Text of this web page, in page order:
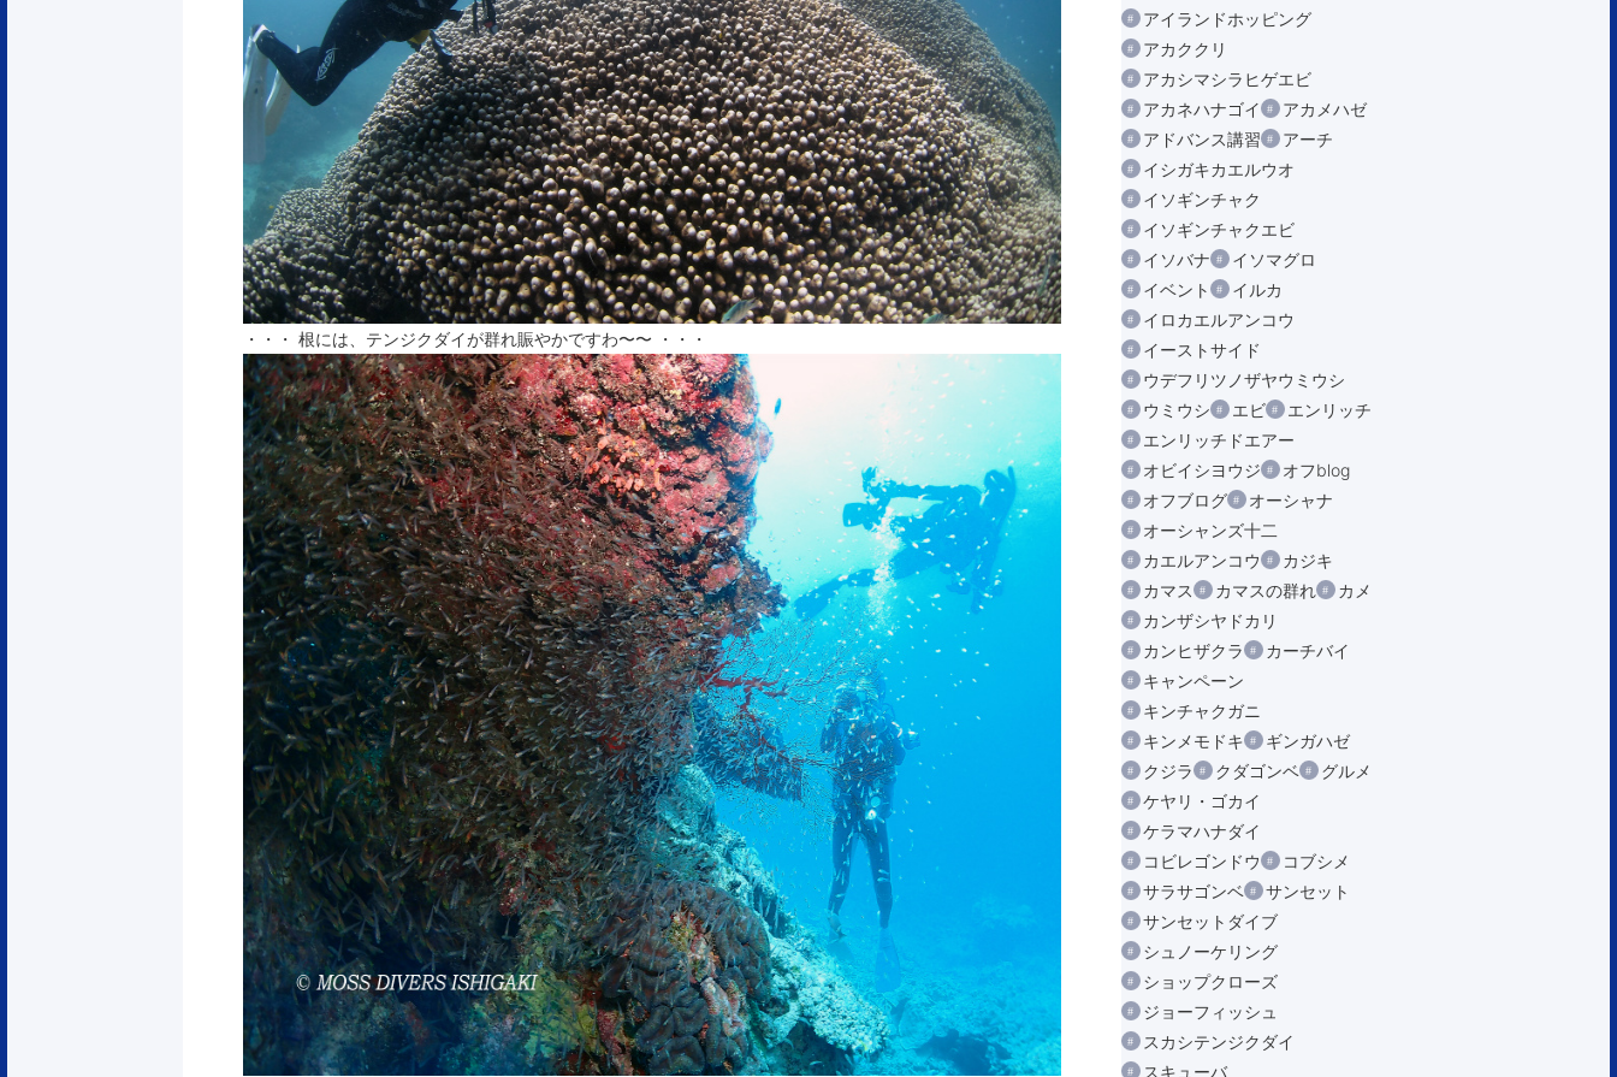
・・・ 根には、テンジクダイが群れ賑やかですわ〜〜 ・・・
アイランドホッピング
アカククリ
アカシマシラヒゲエビ
アカネハナゴイ
アカメハゼ
アドバンス講習
アーチ
イシガキカエルウオ
イソギンチャク
イソギンチャクエビ
イソバナ
イソマグロ
イベント
イルカ
イロカエルアンコウ
イーストサイド
ウデフリツノザヤウミウシ
ウミウシ
エビ
エンリッチ
エンリッチドエアー
オビイシヨウジ
オフblog
オフブログ
オーシャナ
オーシャンズ十二
カエルアンコウ
カジキ
カマス
カマスの群れ
カメ
カンザシヤドカリ
カンヒザクラ
カーチバイ
キャンペーン
キンチャクガニ
キンメモドキ
ギンガハゼ
クジラ
クダゴンベ
グルメ
ケヤリ・ゴカイ
ケラマハナダイ
コビレゴンドウ
コブシメ
サラサゴンベ
サンセット
サンセットダイブ
シュノーケリング
ショップクローズ
ジョーフィッシュ
スカシテンジクダイ
スキューバ